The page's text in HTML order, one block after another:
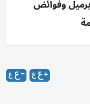
ورفع الإنتاج لـ5م برميل وفوائض